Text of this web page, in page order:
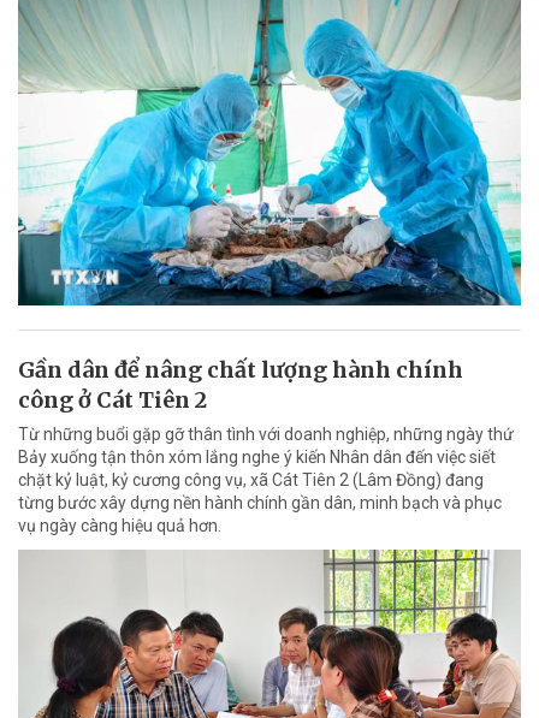
Gần dân để nâng chất lượng hành chính
công ở Cát Tiên 2
Từ những buổi gặp gỡ thân tình với doanh nghiệp, những ngày thứ
Bảy xuống tận thôn xóm lắng nghe ý kiến Nhân dân đến việc siết
chặt kỷ luật, kỷ cương công vụ, xã Cát Tiên 2 (Lâm Đồng) đang
từng bước xây dựng nền hành chính gần dân, minh bạch và phục
vụ ngày càng hiệu quả hơn.